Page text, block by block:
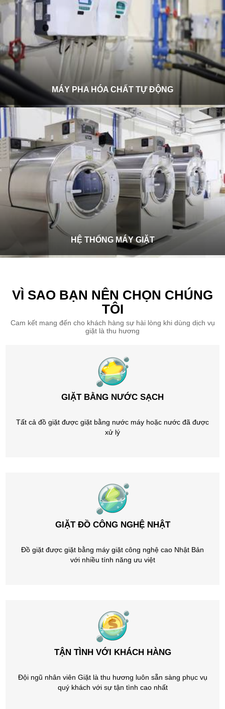
MÁY PHA HÓA CHẤT TỰ ĐỘNG
HỆ THỐNG MÁY GIẶT
VÌ SAO BẠN NÊN CHỌN CHÚNG
TÔI
Cam kết mang đến cho khách hàng sự hài lòng khi dùng dịch vụ
giặt là thu hương
GIẶT BẰNG NƯỚC SẠCH
Tất cả đồ giặt được giặt bằng nước máy hoặc nước đã được
xử lý
GIẶT ĐỒ CÔNG NGHỆ NHẬT
Đồ giặt được giặt bằng máy giặt công nghệ cao Nhật Bản
với nhiều tính năng ưu việt
TẬN TÌNH VỚI KHÁCH HÀNG
Đội ngũ nhân viên Giặt là thu hương luôn sẵn sàng phục vụ
quý khách với sự tận tình cao nhất